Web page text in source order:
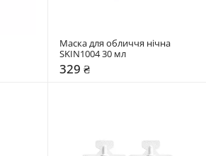
Маска для обличчя нічна
SKIN1004 30 мл
329 ₴